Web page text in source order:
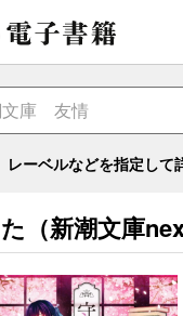
レーベルなどを指定して
（新潮文庫nex